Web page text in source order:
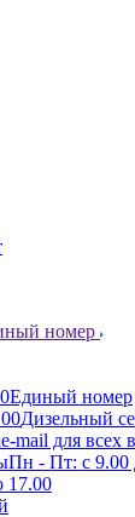
номер
Единый номер
Дизельный
e-mail для всех
Пн - Пт: с 9.00
17.00